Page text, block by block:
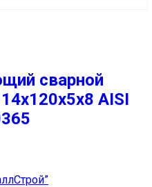
сварной
AISI